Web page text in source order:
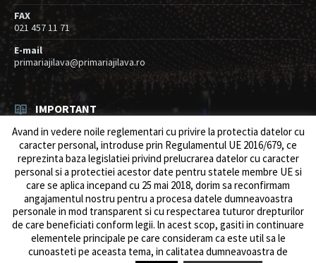
FAX
021 457 11 71
E-mail
primariajilava@primariajilava.ro
IMPORTANT
Rezultat concurs expert – proba scrisa
06/08/2026 inResurse umane / Achizitii
Anunt concurs
05/08/2026 Resurse umane / Achizitii
© 2026 Primăria Comunei Jilava. Dev byows.ro
Avand in vedere noile reglementari cu privire la protectia datelor cu
caracter personal, introduse prin Regulamentul UE 2016/679, ce
reprezinta baza legislatiei privind prelucrarea datelor cu caracter
personal si a protectiei acestor date pentru statele membre UE si
care se aplica incepand cu 25 mai 2018, dorim sa reconfirmam
angajamentul nostru pentru a procesa datele dumneavoastra
personale in mod transparent si cu respectarea tuturor drepturilor
de care beneficiati conform legii. ln acest scop, gasiti in continuare
elementele principale pe care consideram ca este util sa le
cunoasteti pe aceasta tema, in calitatea dumneavoastra de